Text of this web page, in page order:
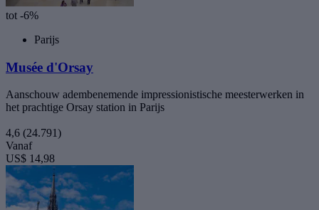
tot -6%
Parijs
Musée d'Orsay
Aanschouw adembenemende impressionistische meesterwerken in
het prachtige Orsay station in Parijs
4,6 (24.791)
Vanaf
US$ 14,98